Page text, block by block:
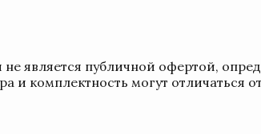
является публичной офертой,
и комплектность могут отличаться